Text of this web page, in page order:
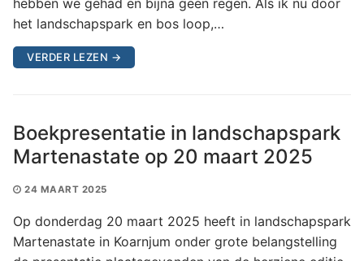
het landschapspark en bos loop,…
VERDER LEZEN →
Boekpresentatie in landschapspark
Martenastate op 20 maart 2025
24 MAART 2025
Op donderdag 20 maart 2025 heeft in landschapspark
Martenastate in Koarnjum onder grote belangstelling